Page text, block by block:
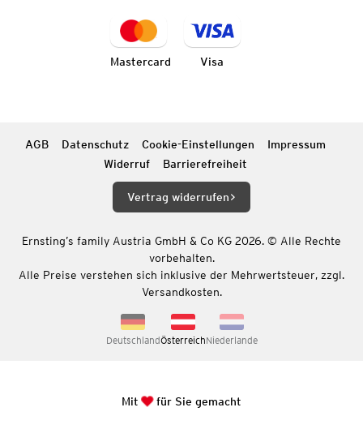
Mastercard Visa
AGB Datenschutz Cookie-Einstellungen
Impressum
Widerruf
Barrierefreiheit
Vertrag widerrufen
Ernsting’s family Austria GmbH & Co KG 2026. © Alle Rechte
vorbehalten.
Alle Preise verstehen sich inklusive der Mehrwertsteuer, zzgl.
Versandkosten.
DeutschlandÖsterreichNiederlande
Mit für Sie gemacht